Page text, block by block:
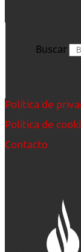
Buscar
Política de
Política de
Contacto